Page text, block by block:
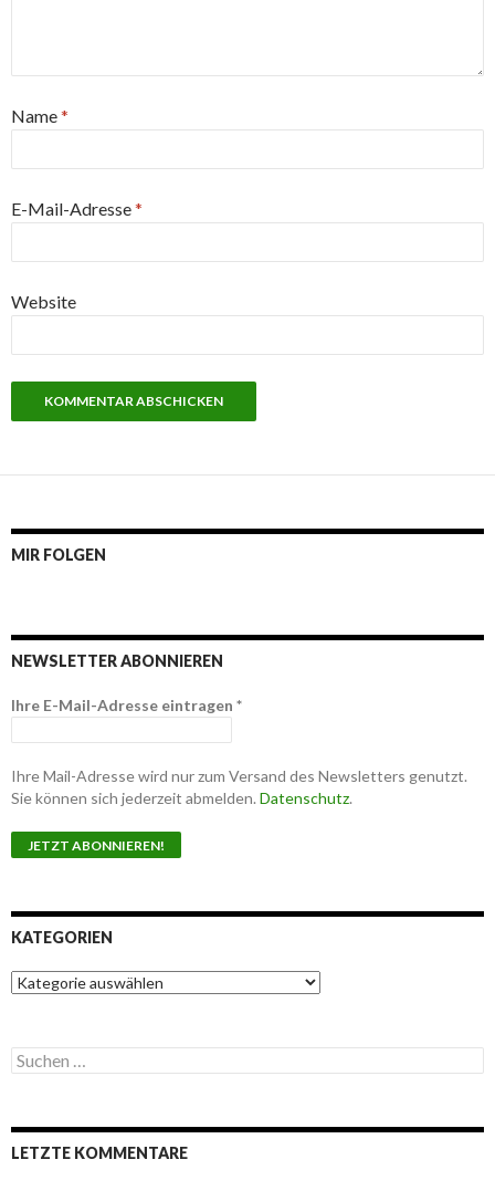
Name*
E-Mail-Adresse*
Website
MIR FOLGEN
NEWSLETTER ABONNIEREN
Ihre E-Mail-Adresse eintragen *
Ihre Mail-Adresse wird nur zum Versand des Newsletters genutzt.
Sie können sich jederzeit abmelden. Datenschutz.
KATEGORIEN
K
a
g
o
n
S
u
e
n
LETZTE KOMMENTARE